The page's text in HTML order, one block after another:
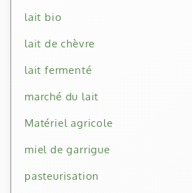
lait bio
lait de chèvre
lait fermenté
marché du lait
Matériel agricole
miel de garrigue
pasteurisation